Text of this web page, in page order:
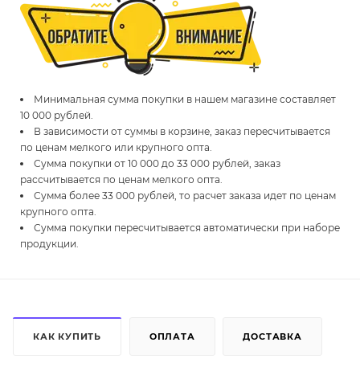
Минимальная сумма покупки в нашем магазине составляет
10 000 рублей.
В зависимости от суммы в корзине, заказ пересчитывается
по ценам мелкого или крупного опта.
Сумма покупки от 10 000 до 33 000 рублей, заказ
рассчитывается по ценам мелкого опта.
Сумма более 33 000 рублей, то расчет заказа идет по ценам
крупного опта.
Сумма покупки пересчитывается автоматически при наборе
продукции.
КАК КУПИТЬ ОПЛАТА ДОСТАВКА